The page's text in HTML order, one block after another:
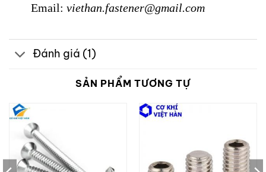
Email: viethan.fastener@gmail.com
Đánh giá (1)
SẢN PHẨM TƯƠNG TỰ